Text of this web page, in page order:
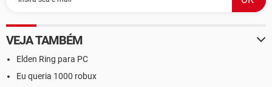
VEJA TAMBÉM
Elden Ring para PC
Eu queria 1000 robux